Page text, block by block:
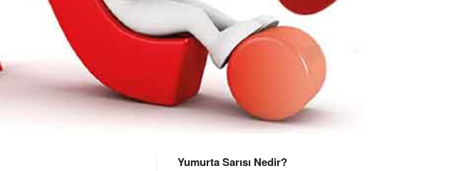
Yumurta Sarısı Nedir?